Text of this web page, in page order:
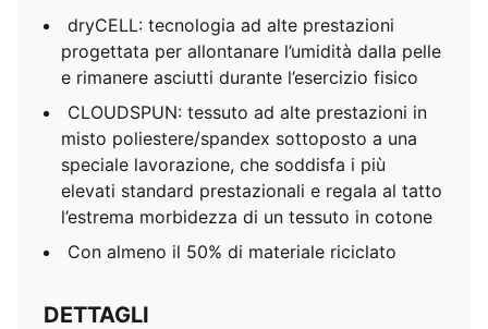
dryCELL: tecnologia ad alte prestazioni
progettata per allontanare l’umidità dalla pelle
e rimanere asciutti durante l’esercizio fisico
CLOUDSPUN: tessuto ad alte prestazioni in
misto poliestere/spandex sottoposto a una
speciale lavorazione, che soddisfa i più
elevati standard prestazionali e regala al tatto
l’estrema morbidezza di un tessuto in cotone
Con almeno il 50% di materiale riciclato
DETTAGLI